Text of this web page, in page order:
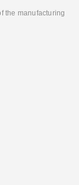
the manufacturing